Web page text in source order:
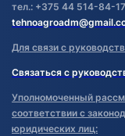
тел.: +375 44 514-84-
Для связи с
Связаться с
Уполномоченный
соответствии с
юридических лиц: